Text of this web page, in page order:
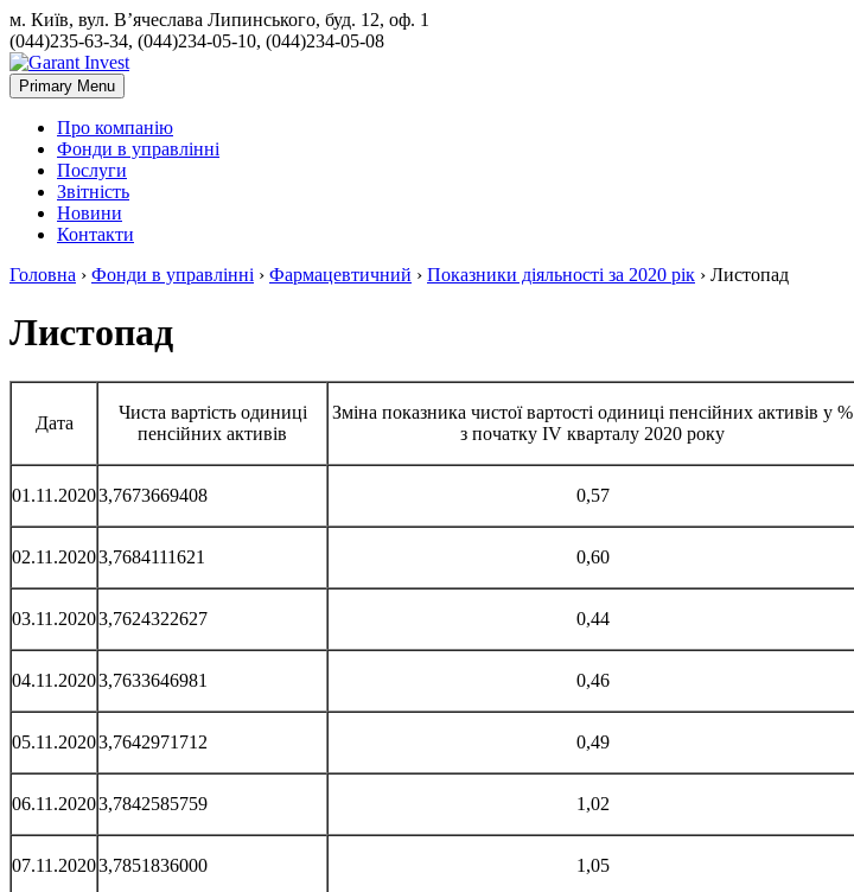
м. Київ, вул. В’ячеслава Липинського, буд. 12, оф. 1
(044)235-63-34, (044)234-05-10, (044)234-05-08
Primary Menu
Про компанію
Фонди в управлінні
Послуги
Звітність
Новини
Контакти
Головна › Фонди в управлінні › Фармацевтичний › Показники діяльності за 2020 рік › Листопад
Листопад
Дата
Чиста вартість одиниці
пенсійних активів
Зміна показника чистої вартості одиниці пенсійних активів у %
з початку IV кварталу 2020 року
01.11.20203,7673669408 0,57
02.11.20203,7684111621 0,60
03.11.20203,7624322627 0,44
04.11.20203,7633646981 0,46
05.11.20203,7642971712 0,49
06.11.20203,7842585759 1,02
07.11.20203,7851836000 1,05